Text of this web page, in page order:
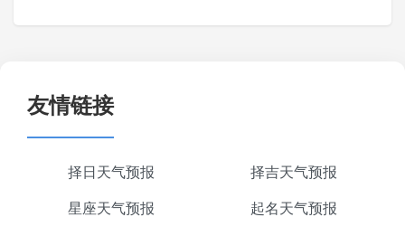
友情链接
择日天气预报 择吉天气预报
星座天气预报 起名天气预报